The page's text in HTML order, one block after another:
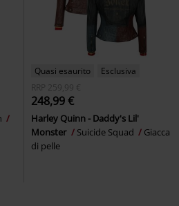
Quasi esaurito
Esclusiva
RRP
259,99 €
248,99 €
Harley Quinn - Daddy's Lil'
Monster
Suicide Squad
Giacca
di pelle